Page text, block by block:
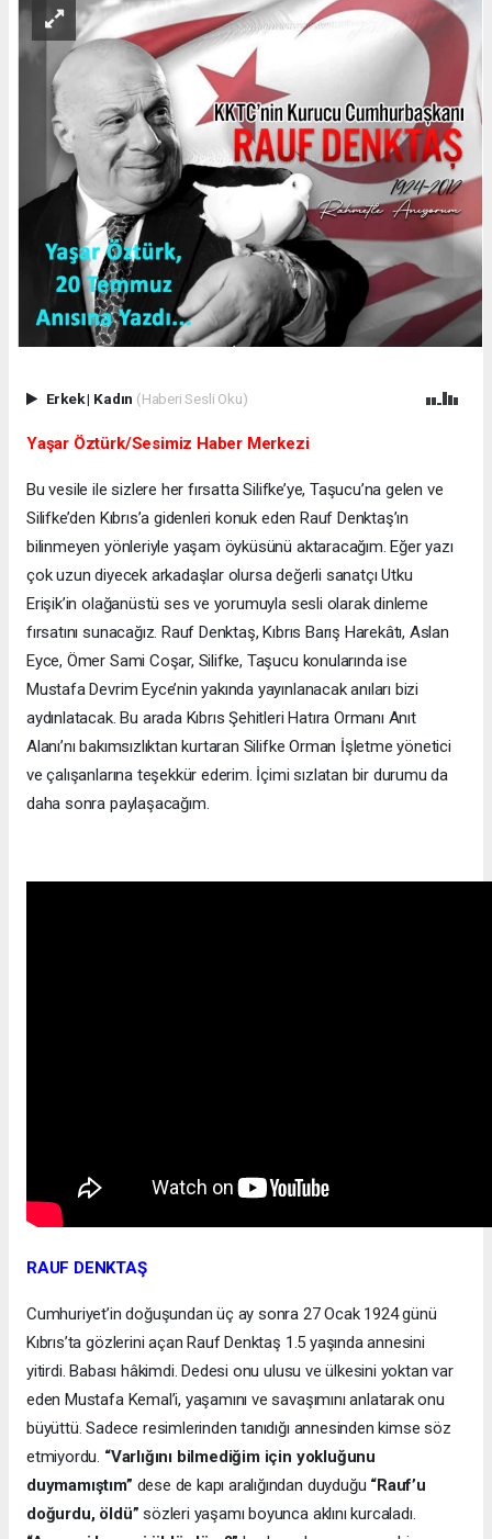
Erkek| Kadın (Haberi Sesli Oku)
Yaşar Öztürk/Sesimiz Haber Merkezi
Bu vesile ile sizlere her fırsatta Silifke’ye, Taşucu’na gelen ve
Silifke’den Kıbrıs’a gidenleri konuk eden Rauf Denktaş’ın
bilinmeyen yönleriyle yaşam öyküsünü aktaracağım. Eğer yazı
çok uzun diyecek arkadaşlar olursa değerli sanatçı Utku
Erişik’in olağanüstü ses ve yorumuyla sesli olarak dinleme
fırsatını sunacağız. Rauf Denktaş, Kıbrıs Barış Harekâtı, Aslan
Eyce, Ömer Sami Coşar, Silifke, Taşucu konularında ise
Mustafa Devrim Eyce’nin yakında yayınlanacak anıları bizi
aydınlatacak. Bu arada Kıbrıs Şehitleri Hatıra Ormanı Anıt
Alanı’nı bakımsızlıktan kurtaran Silifke Orman İşletme yönetici
ve çalışanlarına teşekkür ederim. İçimi sızlatan bir durumu da
daha sonra paylaşacağım.
RAUF DENKTAŞ
Cumhuriyet’in doğuşundan üç ay sonra 27 Ocak 1924 günü
Kıbrıs’ta gözlerini açan Rauf Denktaş 1.5 yaşında annesini
yitirdi. Babası hâkimdi. Dedesi onu ulusu ve ülkesini yoktan var
eden Mustafa Kemal’i, yaşamını ve savaşımını anlatarak onu
büyüttü. Sadece resimlerinden tanıdığı annesinden kimse söz
etmiyordu. “Varlığını bilmediğim için yokluğunu
duymamıştım” dese de kapı aralığından duyduğu “Rauf’u
doğurdu, öldü” sözleri yaşamı boyunca aklını kurcaladı.